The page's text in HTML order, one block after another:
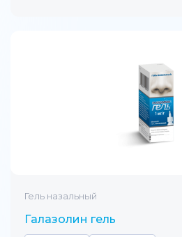
Гель назальный
Галазолин гель